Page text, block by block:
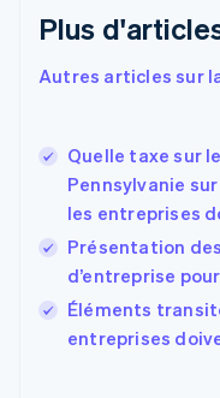
Plus
Autres articles sur
Quelle taxe sur
Pennsylvanie
les entreprises
Présentation
d’entreprise
Éléments
entreprises
English
Émirats arabes
Estonie
English
États-Unis
EnglishEspañol简体
Finlande
English Svenska
FrançaisEnglish
Gibraltar